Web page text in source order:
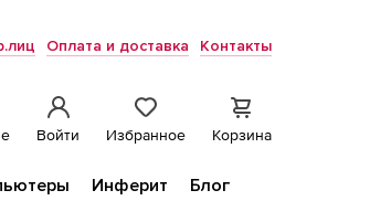
Оплата и доставка Контакты
Войти Избранное Корзина
Инферит
Блог